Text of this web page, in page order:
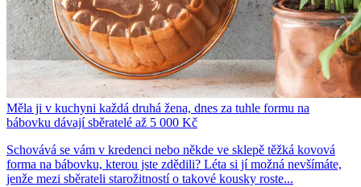
Měla ji v kuchyni každá druhá žena, dnes za tuhle formu na
bábovku dávají sběratelé až 5 000 Kč
Schovává se vám v kredenci nebo někde ve sklepě těžká kovová
forma na bábovku, kterou jste zdědili? Léta si jí možná nevšímáte,
jenže mezi sběrateli starožitností o takové kousky roste...